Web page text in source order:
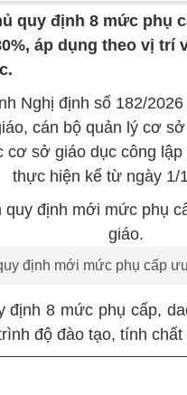
quy định 8 mức phụ
áp dụng theo vị trí
Nghị định số 182/
cán bộ quản lý cơ
cơ sở giáo dục công
thực hiện kể từ ngày 1/
định mới mức phụ cấp
định 8 mức phụ cấp,
độ đào tạo, tính